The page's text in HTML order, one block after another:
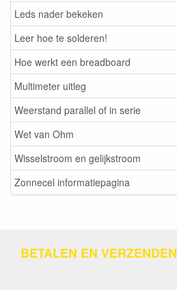
Leds nader bekeken
Leer hoe te solderen!
Hoe werkt een breadboard
Multimeter uitleg
Weerstand parallel of in serie
Wet van Ohm
Wisselstroom en gelijkstroom
Zonnecel informatiepagina
BETALEN EN VERZENDEN